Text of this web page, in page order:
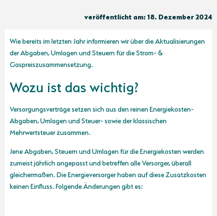
veröffentlicht am: 18. Dezember 2024
Wie bereits im letzten Jahr informieren wir über die Aktualisierungen
der Abgaben, Umlagen und Steuern für die Strom- &
Gaspreiszusammensetzung.
Wozu ist das wichtig?
Versorgungsverträge setzen sich aus den reinen Energiekosten-
Abgaben, Umlagen und Steuer- sowie der klassischen
Mehrwertsteuer zusammen.
Jene Abgaben, Steuern und Umlagen für die Energiekosten werden
zumeist jährlich angepasst und betreffen alle Versorger, überall
gleichermaßen. Die Energieversorger haben auf diese Zusatzkosten
keinen Einfluss. Folgende Änderungen gibt es: